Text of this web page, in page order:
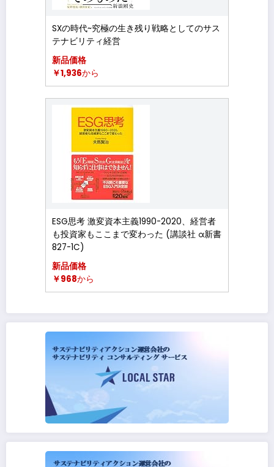
SXの時代~究極の生き残り戦略としてのサス
テナビリティ経営
新品価格
￥1,936から
ESG思考 激変資本主義1990-2020、経営者
も投資家もここまで変わった (講談社 α新書
827-1C)
新品価格
￥968から